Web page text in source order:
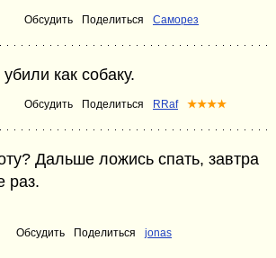
Обсудить Поделиться Саморез
как собаку.
Обсудить Поделиться RRaf ★★★★
Дальше ложись спать, завтра
раз.
Обсудить Поделиться jonas